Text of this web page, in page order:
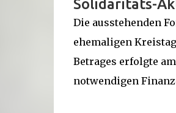
Solidaritäts-
Die ausstehenden
ehemaligen
Betrages erfolgte
notwendigen